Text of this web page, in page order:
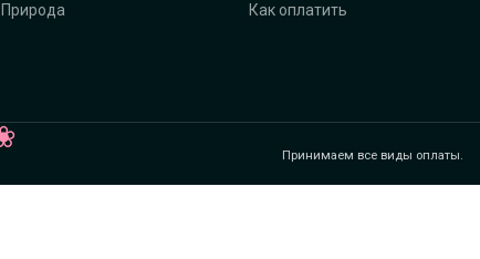
Природа Как оплатить
Принимаем все виды оплаты.